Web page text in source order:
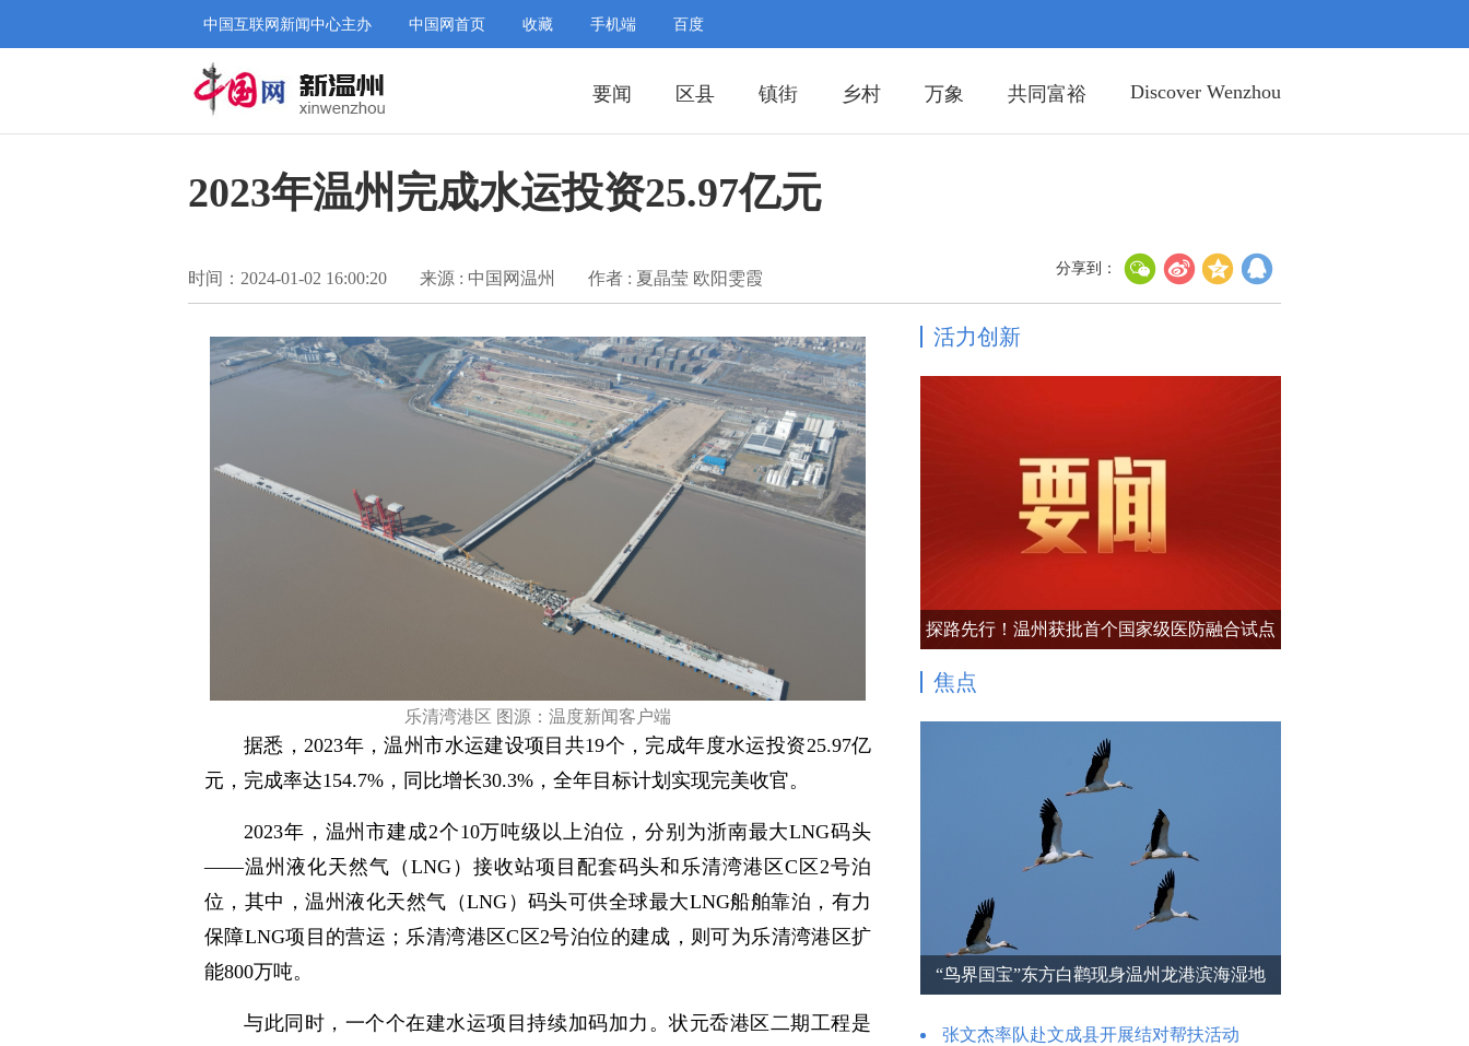
中国互联网新闻中心主办 中国网首页 收藏 手机端 百度
Discover Wenzhou
共同富裕
万象
乡村
镇街
区县
要闻
2023年温州完成水运投资25.97亿元
时间：2024-01-02 16:00:20 来源 : 中国网温州 作者 : 夏晶莹 欧阳雯霞
分享到：
乐清湾港区 图源：温度新闻客户端
据悉，2023年，温州市水运建设项目共19个，完成年度水运投资25.97亿
元，完成率达154.7%，同比增长30.3%，全年目标计划实现完美收官。
2023年，温州市建成2个10万吨级以上泊位，分别为浙南最大LNG码头
——温州液化天然气（LNG）接收站项目配套码头和乐清湾港区C区2号泊
位，其中，温州液化天然气（LNG）码头可供全球最大LNG船舶靠泊，有力
保障LNG项目的营运；乐清湾港区C区2号泊位的建成，则可为乐清湾港区扩
能800万吨。
与此同时，一个个在建水运项目持续加码加力。状元岙港区二期工程是
活力创新
探路先行！温州获批首个国家级医防融合试点
焦点
“鸟界国宝”东方白鹳现身温州龙港滨海湿地
张文杰率队赴文成县开展结对帮扶活动